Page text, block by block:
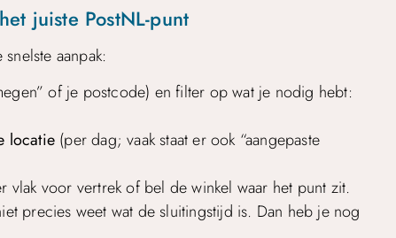
juiste PostNL-punt
aanpak:
of je postcode) en filter op wat je nodig hebt:
locatie (per dag; vaak staat er ook “aangepaste
vlak voor vertrek of bel de winkel waar het punt zit.
precies weet wat de sluitingstijd is. Dan heb je nog